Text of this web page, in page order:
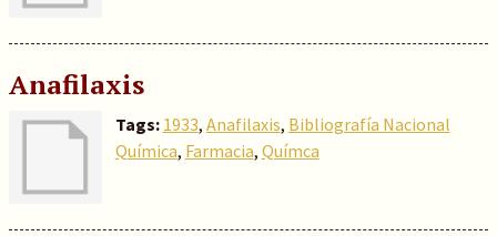
Anafilaxis
Tags: 1933, Anafilaxis, Bibliografía Nacional
Química, Farmacia, Químca